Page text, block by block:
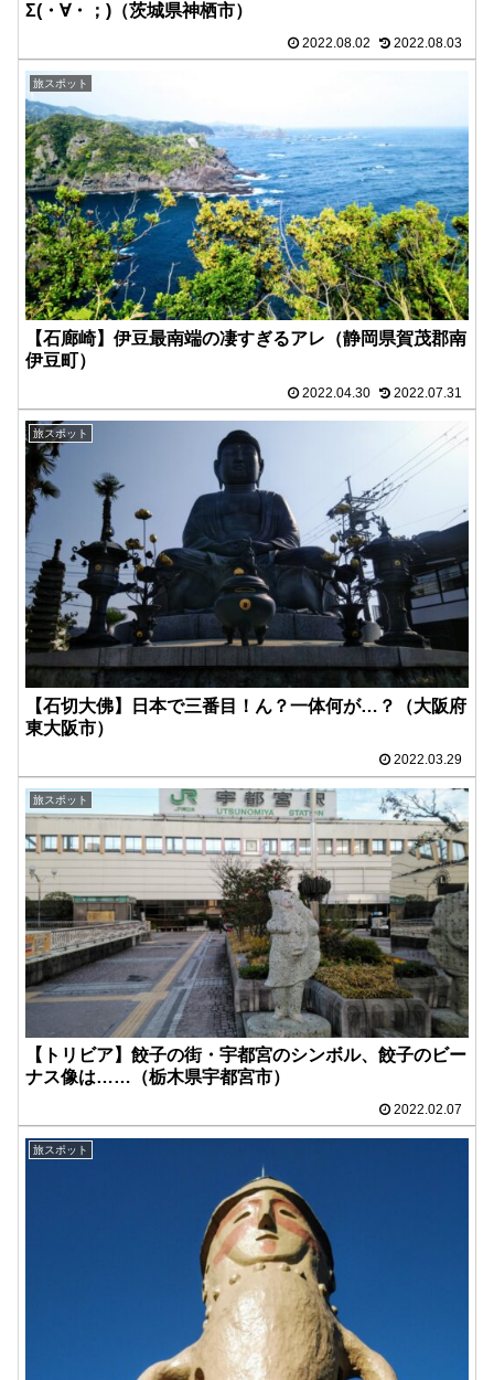
Σ(・∀・；)（茨城県神栖市）
2022.08.02 2022.08.03
旅スポット
【石廊崎】伊豆最南端の凄すぎるアレ（静岡県賀茂郡南
伊豆町）
2022.04.30 2022.07.31
旅スポット
【石切大佛】日本で三番目！ん？一体何が…？（大阪府
東大阪市）
2022.03.29
旅スポット
【トリビア】餃子の街・宇都宮のシンボル、餃子のビー
ナス像は……（栃木県宇都宮市）
2022.02.07
旅スポット